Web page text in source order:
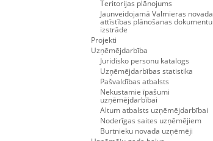
Teritorijas plānojums
Jaunveidojamā Valmieras novada
attīstības plānošanas dokumentu
izstrāde
Projekti
Uzņēmējdarbība
Juridisko personu katalogs
Uzņēmējdarbības statistika
Pašvaldības atbalsts
Nekustamie īpašumi
uzņēmējdarbībai
Altum atbalsts uzņēmējdarbībai
Noderīgas saites uzņēmējiem
Burtnieku novada uzņēmēji